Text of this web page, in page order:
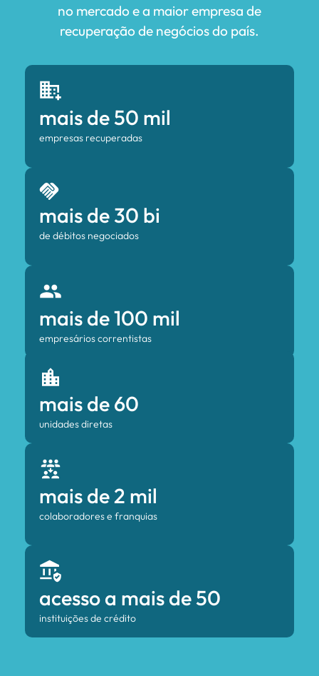
no mercado e a maior empresa de
recuperação de negócios do país.
mais de 50 mil
empresas recuperadas
mais de 30 bi
de débitos negociados
mais de 100 mil
empresários correntistas
mais de 60
unidades diretas
mais de 2 mil
colaboradores e franquias
acesso a mais de 50
instituições de crédito